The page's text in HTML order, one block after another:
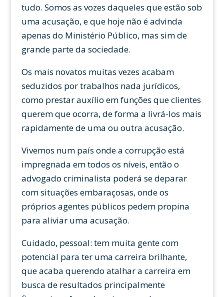
tudo. Somos as vozes daqueles que estão sob
uma acusação, e que hoje não é advinda
apenas do Ministério Público, mas sim de
grande parte da sociedade.
Os mais novatos muitas vezes acabam
seduzidos por trabalhos nada jurídicos,
como prestar auxílio em funções que clientes
querem que ocorra, de forma a livrá-los mais
rapidamente de uma ou outra acusação.
Vivemos num país onde a corrupção está
impregnada em todos os níveis, então o
advogado criminalista poderá se deparar
com situações embaraçosas, onde os
próprios agentes públicos pedem propina
para aliviar uma acusação.
Cuidado, pessoal: tem muita gente com
potencial para ter uma carreira brilhante,
que acaba querendo atalhar a carreira em
busca de resultados principalmente